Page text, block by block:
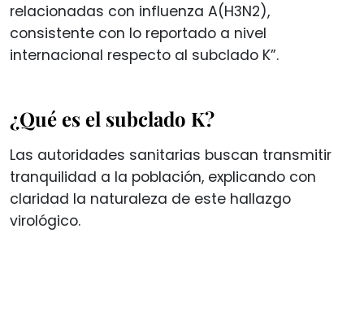
relacionadas con influenza A(H3N2),
consistente con lo reportado a nivel
internacional respecto al subclado K”.
¿Qué es el subclado K?
Las autoridades sanitarias buscan transmitir
tranquilidad a la población, explicando con
claridad la naturaleza de este hallazgo
virológico.